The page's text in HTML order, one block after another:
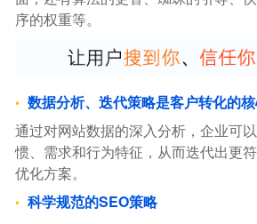
序的权重等。
数据分析、迭代策略是客户转化的
通过对网站数据的深入分析，企业可
惯、需求和行为特征，从而迭代出更
优化方案。
科学规范的SEO策略